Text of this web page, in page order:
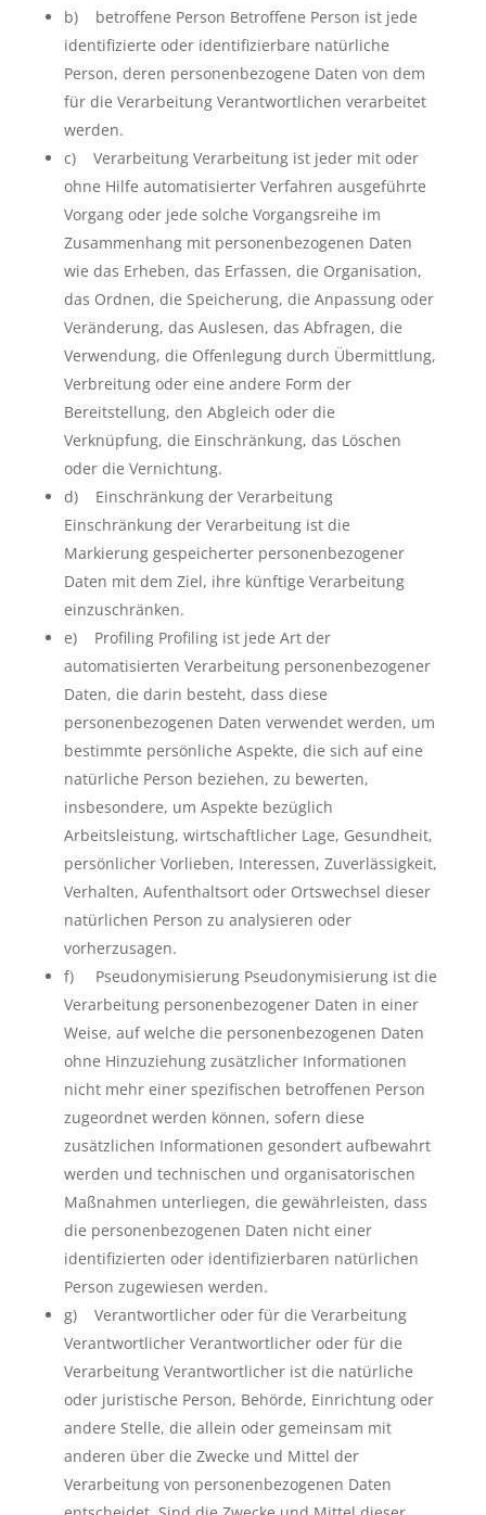
b) betroffene Person Betroffene Person ist jede
identifizierte oder identifizierbare natürliche
Person, deren personenbezogene Daten von dem
für die Verarbeitung Verantwortlichen verarbeitet
werden.
c) Verarbeitung Verarbeitung ist jeder mit oder
ohne Hilfe automatisierter Verfahren ausgeführte
Vorgang oder jede solche Vorgangsreihe im
Zusammenhang mit personenbezogenen Daten
wie das Erheben, das Erfassen, die Organisation,
das Ordnen, die Speicherung, die Anpassung oder
Veränderung, das Auslesen, das Abfragen, die
Verwendung, die Offenlegung durch Übermittlung,
Verbreitung oder eine andere Form der
Bereitstellung, den Abgleich oder die
Verknüpfung, die Einschränkung, das Löschen
oder die Vernichtung.
d) Einschränkung der Verarbeitung
Einschränkung der Verarbeitung ist die
Markierung gespeicherter personenbezogener
Daten mit dem Ziel, ihre künftige Verarbeitung
einzuschränken.
e) Profiling Profiling ist jede Art der
automatisierten Verarbeitung personenbezogener
Daten, die darin besteht, dass diese
personenbezogenen Daten verwendet werden, um
bestimmte persönliche Aspekte, die sich auf eine
natürliche Person beziehen, zu bewerten,
insbesondere, um Aspekte bezüglich
Arbeitsleistung, wirtschaftlicher Lage, Gesundheit,
persönlicher Vorlieben, Interessen, Zuverlässigkeit,
Verhalten, Aufenthaltsort oder Ortswechsel dieser
natürlichen Person zu analysieren oder
vorherzusagen.
f) Pseudonymisierung Pseudonymisierung ist die
Verarbeitung personenbezogener Daten in einer
Weise, auf welche die personenbezogenen Daten
ohne Hinzuziehung zusätzlicher Informationen
nicht mehr einer spezifischen betroffenen Person
zugeordnet werden können, sofern diese
zusätzlichen Informationen gesondert aufbewahrt
werden und technischen und organisatorischen
Maßnahmen unterliegen, die gewährleisten, dass
die personenbezogenen Daten nicht einer
identifizierten oder identifizierbaren natürlichen
Person zugewiesen werden.
g) Verantwortlicher oder für die Verarbeitung
Verantwortlicher Verantwortlicher oder für die
Verarbeitung Verantwortlicher ist die natürliche
oder juristische Person, Behörde, Einrichtung oder
andere Stelle, die allein oder gemeinsam mit
anderen über die Zwecke und Mittel der
Verarbeitung von personenbezogenen Daten